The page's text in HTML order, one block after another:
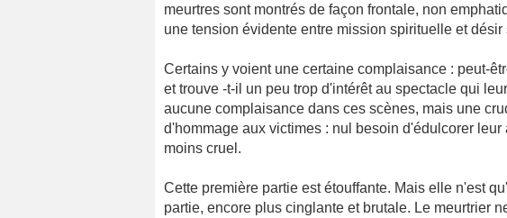
meurtres sont montrés de façon frontale, non
une tension évidente entre mission spirituelle et désir
Certains y voient une certaine complaisance : peut-
et trouve -t-il un peu trop d'intérêt au spectacle qui
aucune complaisance dans ces scènes, mais une
d'hommage aux victimes : nul besoin d'édulcorer
moins cruel.
Cette première partie est étouffante. Mais elle n'est
partie, encore plus cinglante et brutale. Le meurtrier